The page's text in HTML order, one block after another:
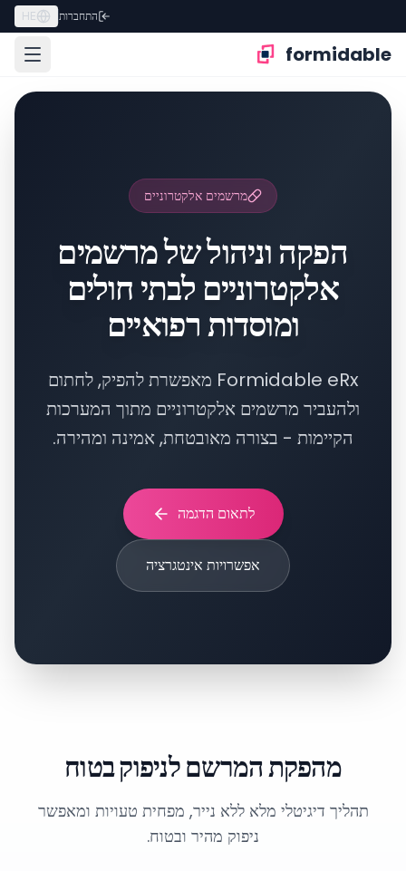
התחברות HE
formidable
מרשמים אלקטרוניים
הפקה וניהול של מרשמים
אלקטרוניים לבתי חולים
ומוסדות רפואיים
Formidable eRx מאפשרת להפיק, לחתום
ולהעביר מרשמים אלקטרוניים מתוך המערכות
הקיימות - בצורה מאובטחת, אמינה ומהירה.
לתאום הדגמה
אפשרויות אינטגרציה
מהפקת המרשם לניפוק בטוח
תהליך דיגיטלי מלא ללא נייר, מפחית טעויות ומאפשר
ניפוק מהיר ובטוח.